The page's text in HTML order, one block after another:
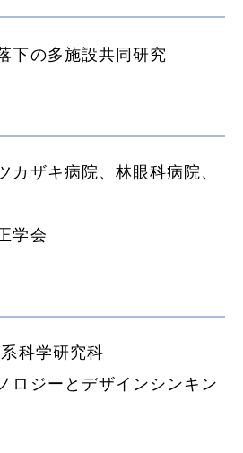
下の多施設共同研究
カザキ病院、林眼科病院、
学会
科学研究科
ロジーとデザインシンキン